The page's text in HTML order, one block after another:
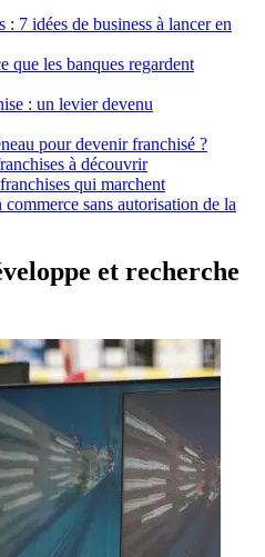
7 idées de business à lancer en
que les banques regardent
: un levier devenu
pour devenir franchisé ?
à découvrir
qui marchent
sans autorisation de la
et recherche